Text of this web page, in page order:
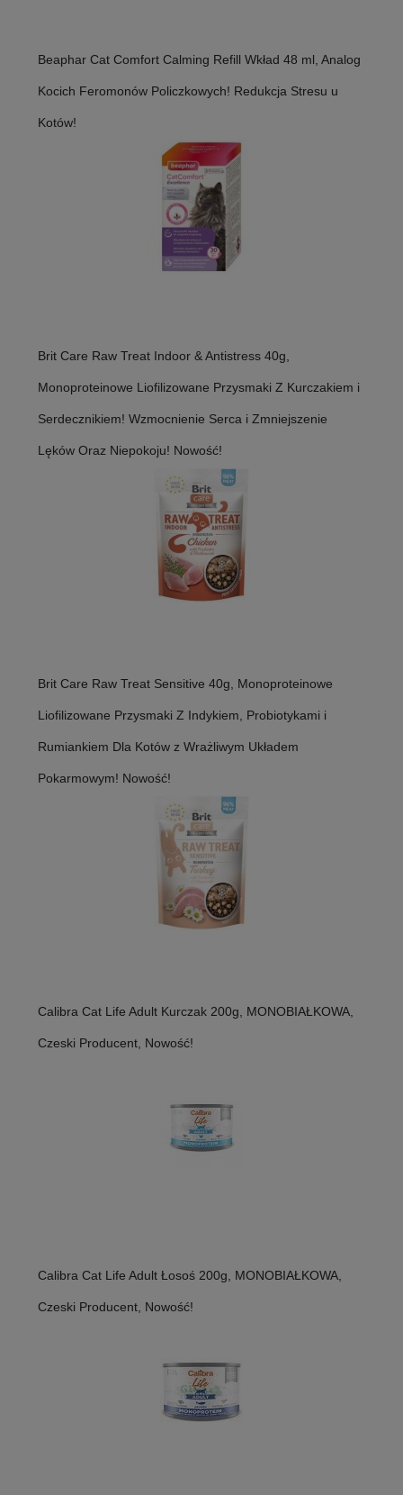
Beaphar Cat Comfort Calming Refill Wkład 48 ml, Analog
Kocich Feromonów Policzkowych! Redukcja Stresu u
Kotów!
Brit Care Raw Treat Indoor & Antistress 40g,
Monoproteinowe Liofilizowane Przysmaki Z Kurczakiem i
Serdecznikiem! Wzmocnienie Serca i Zmniejszenie
Lęków Oraz Niepokoju! Nowość!
Brit Care Raw Treat Sensitive 40g, Monoproteinowe
Liofilizowane Przysmaki Z Indykiem, Probiotykami i
Rumiankiem Dla Kotów z Wrażliwym Układem
Pokarmowym! Nowość!
Calibra Cat Life Adult Kurczak 200g, MONOBIAŁKOWA,
Czeski Producent, Nowość!
Calibra Cat Life Adult Łosoś 200g, MONOBIAŁKOWA,
Czeski Producent, Nowość!